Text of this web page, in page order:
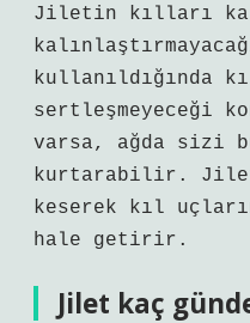
Jiletin kılları
kullanıldığında
sertleşmeyeceği
varsa, ağda sizi
kurtarabilir.
keserek kıl
hale getirir.
Jilet kaç